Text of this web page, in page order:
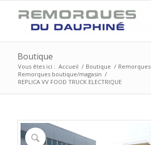
Boutique
Vous êtes ici : Accueil / Boutique / Remorques
Remorques boutique/magasin /
REPLICA VV FOOD TRUCK ELECTRIQUE